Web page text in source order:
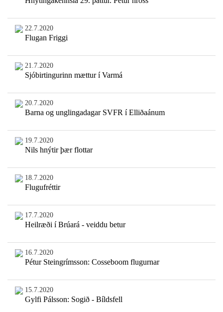
22.7.2020
Flugan Friggi
21.7.2020
Sjóbirtingurinn mættur í Varmá
20.7.2020
Barna og unglingadagar SVFR í Elliðaánum
19.7.2020
Nils hnýtir þær flottar
18.7.2020
Flugufréttir
17.7.2020
Heilræði í Brúará - veiddu betur
16.7.2020
Pétur Steingrímsson: Cosseboom flugurnar
15.7.2020
Gylfi Pálsson: Sogið - Bíldsfell